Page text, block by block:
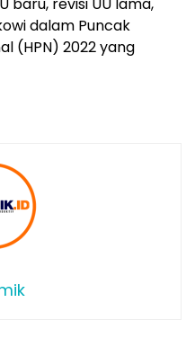
baru, revisi UU lama,
dalam Puncak
(HPN) 2022 yang